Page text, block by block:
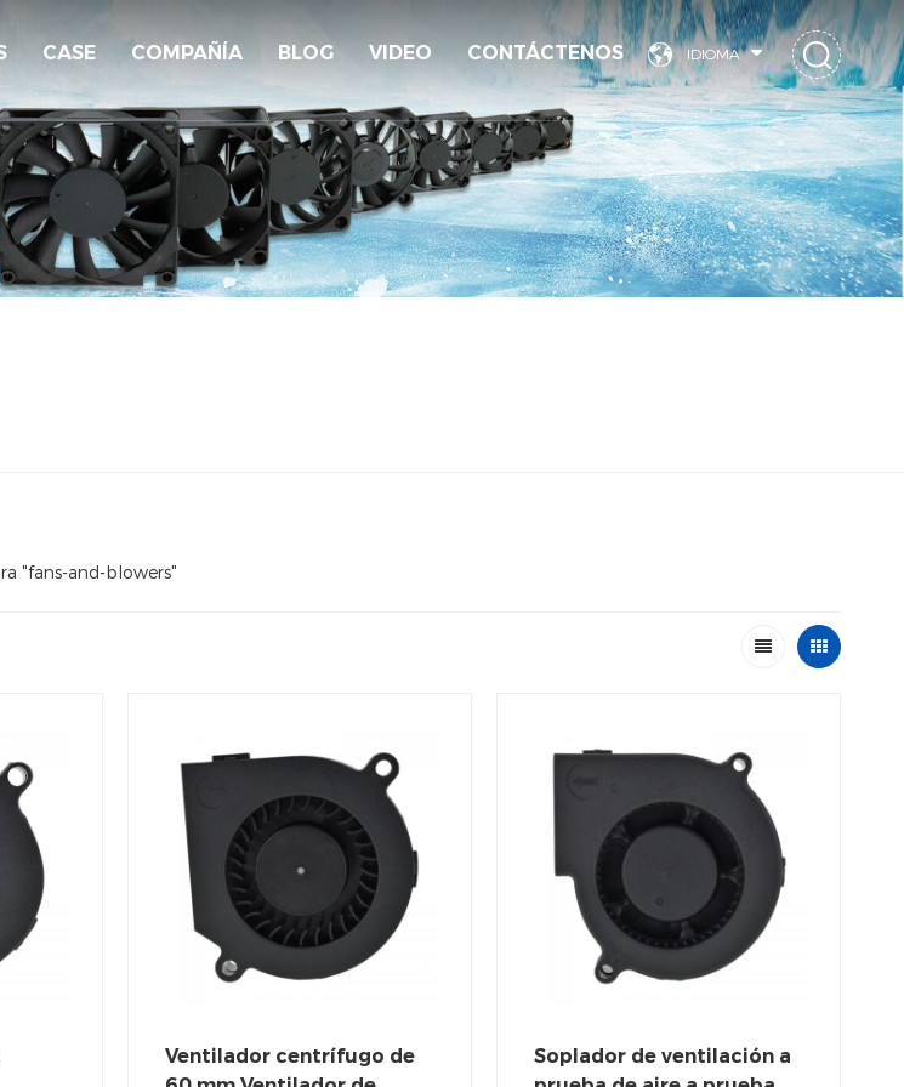
IDIOMA
CASE COMPAÑÍA BLOG VIDEO CONTÁCTENOS
"fans-and-blowers"
Ventilador centrífugo de
Soplador de ventilación a